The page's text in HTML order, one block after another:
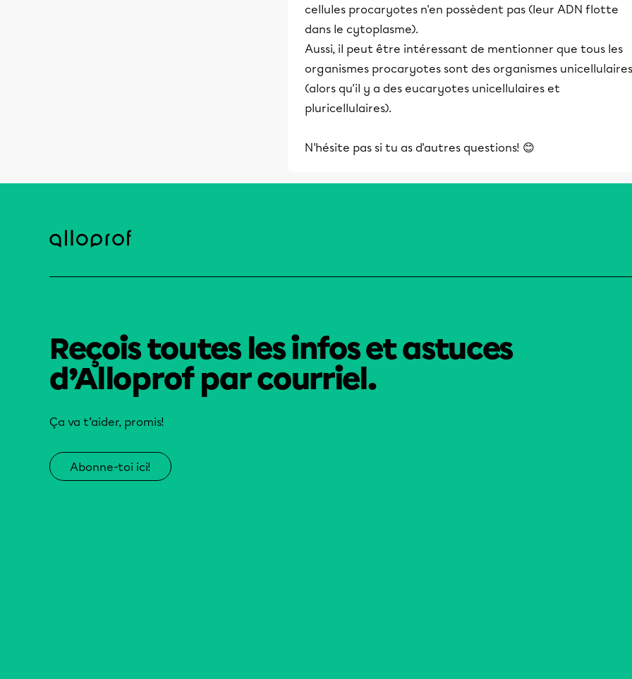
cellules procaryotes n'en possèdent pas (leur ADN flotte
dans le cytoplasme).
Aussi, il peut être intéressant de mentionner que tous les
organismes procaryotes sont des organismes unicellulaires
(alors qu'il y a des eucaryotes unicellulaires et
pluricellulaires).
N'hésite pas si tu as d'autres questions! 😊
Reçois toutes les infos et astuces
d’Alloprof par courriel.
Ça va t’aider, promis!
Abonne-toi ici!